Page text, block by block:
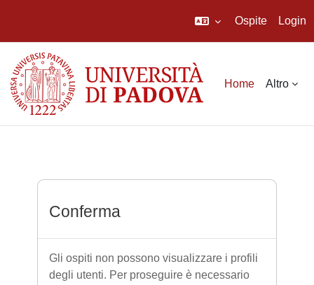
Ospite Login
Home Altro
Conferma
Gli ospiti non possono visualizzare i profili
degli utenti. Per proseguire è necessario